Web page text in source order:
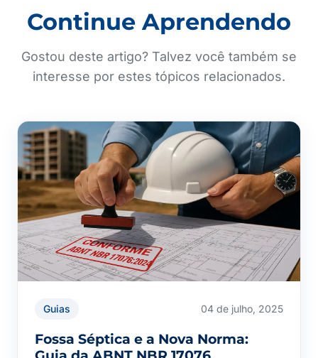
Continue Aprendendo
Gostou deste artigo? Talvez você também se
interesse por estes tópicos relacionados.
Guias 04 de julho, 2025
Fossa Séptica e a Nova Norma: